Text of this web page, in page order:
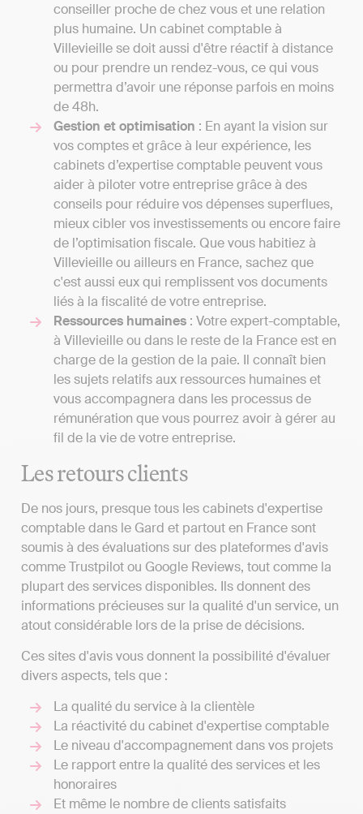
conseiller proche de chez vous et une relation
plus humaine. Un cabinet comptable à
Villevieille se doit aussi d'être réactif à distance
ou pour prendre un rendez-vous, ce qui vous
permettra d’avoir une réponse parfois en moins
de 48h.
Gestion et optimisation : En ayant la vision sur
vos comptes et grâce à leur expérience, les
cabinets d’expertise comptable peuvent vous
aider à piloter votre entreprise grâce à des
conseils pour réduire vos dépenses superflues,
mieux cibler vos investissements ou encore faire
de l’optimisation fiscale. Que vous habitiez à
Villevieille ou ailleurs en France, sachez que
c'est aussi eux qui remplissent vos documents
liés à la fiscalité de votre entreprise.
Ressources humaines : Votre expert-comptable,
à Villevieille ou dans le reste de la France est en
charge de la gestion de la paie. Il connaît bien
les sujets relatifs aux ressources humaines et
vous accompagnera dans les processus de
rémunération que vous pourrez avoir à gérer au
fil de la vie de votre entreprise.
Les retours clients
De nos jours, presque tous les cabinets d'expertise
comptable dans le Gard et partout en France sont
soumis à des évaluations sur des plateformes d'avis
comme Trustpilot ou Google Reviews, tout comme la
plupart des services disponibles. Ils donnent des
informations précieuses sur la qualité d'un service, un
atout considérable lors de la prise de décisions.
Ces sites d'avis vous donnent la possibilité d'évaluer
divers aspects, tels que :
La qualité du service à la clientèle
La réactivité du cabinet d'expertise comptable
Le niveau d'accompagnement dans vos projets
Le rapport entre la qualité des services et les
honoraires
Et même le nombre de clients satisfaits